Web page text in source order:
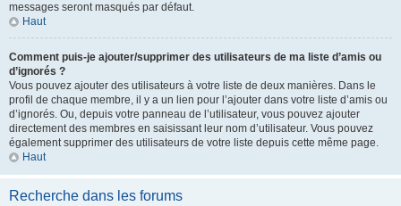
messages seront masqués par défaut.
Haut
Comment puis-je ajouter/supprimer des utilisateurs de ma liste d’amis ou
d’ignorés ?
Vous pouvez ajouter des utilisateurs à votre liste de deux manières. Dans le
profil de chaque membre, il y a un lien pour l’ajouter dans votre liste d’amis ou
d’ignorés. Ou, depuis votre panneau de l’utilisateur, vous pouvez ajouter
directement des membres en saisissant leur nom d’utilisateur. Vous pouvez
également supprimer des utilisateurs de votre liste depuis cette même page.
Haut
Recherche dans les forums